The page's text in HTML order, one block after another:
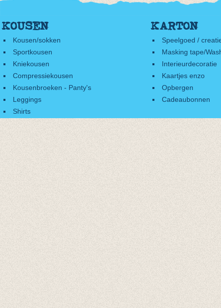
KOUSEN
Kousen/sokken
Sportkousen
Kniekousen
Compressiekousen
Kousenbroeken - Panty's
Leggings
Shirts
KARTON
Speelgoed /
Masking tape/
Interieurdecoratie
Kaartjes enzo
Opbergen
Cadeaubonnen